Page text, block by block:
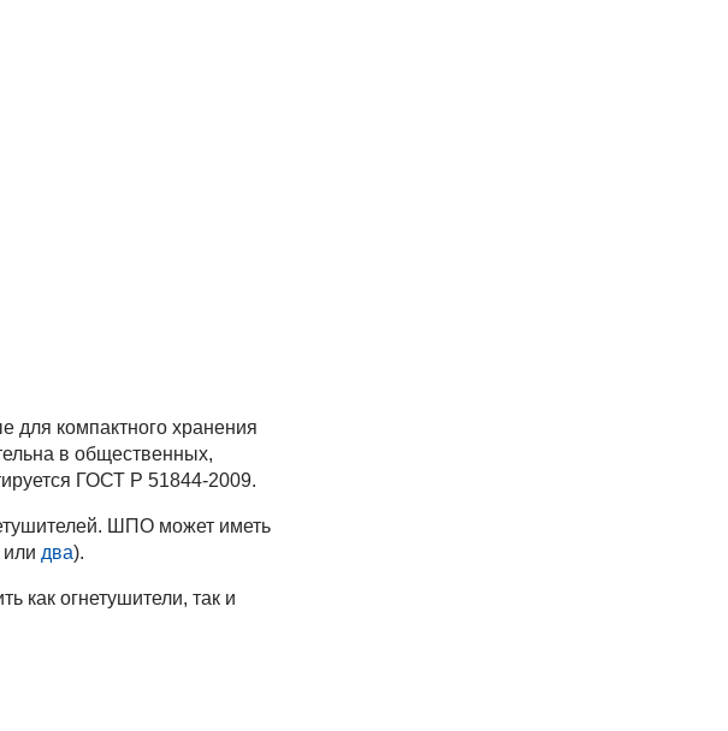
для компактного хранения
в общественных,
ГОСТ Р 51844-2009.
ШПО может иметь
или два).
огнетушители, так и